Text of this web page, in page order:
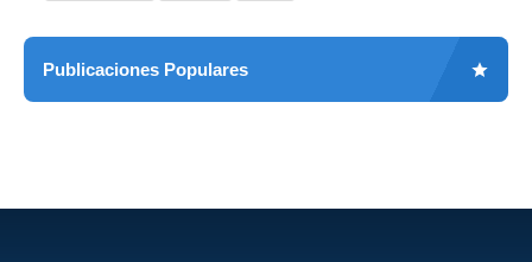
Publicaciones Populares